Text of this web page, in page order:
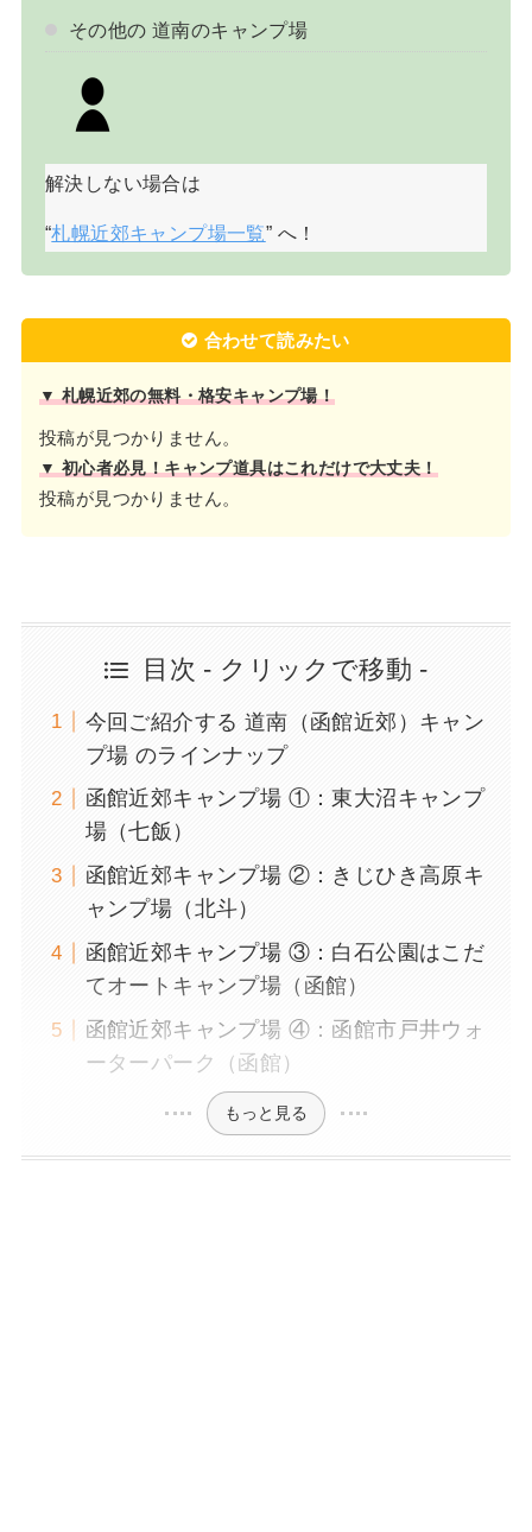
その他の 道南のキャンプ場
解決しない場合は
“札幌近郊キャンプ場一覧” へ！
合わせて読みたい
▼ 札幌近郊の無料・格安キャンプ場！
投稿が見つかりません。
▼ 初心者必見！キャンプ道具はこれだけで大丈夫！
投稿が見つかりません。
目次 - クリックで移動 -
今回ご紹介する 道南（函館近郊）キャン
プ場 のラインナップ
函館近郊キャンプ場 ①：東大沼キャンプ
場（七飯）
函館近郊キャンプ場 ②：きじひき高原キ
ャンプ場（北斗）
函館近郊キャンプ場 ③：白石公園はこだ
てオートキャンプ場（函館）
函館近郊キャンプ場 ④：函館市戸井ウォ
ーターパーク（函館）
もっと見る